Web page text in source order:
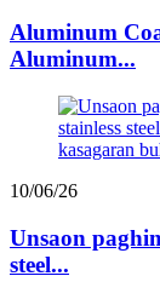
Aluminum
Aluminum...
10/06/26
Unsaon
steel...